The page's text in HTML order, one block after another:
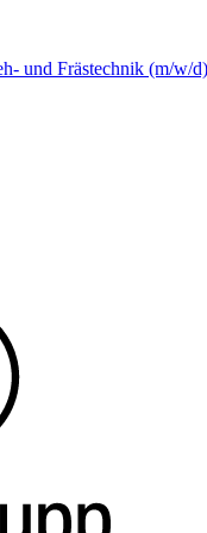
und Frästechnik (m/w/d)